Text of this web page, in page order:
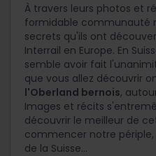
À travers leurs photos et
formidable communauté
secrets qu'ils ont
Interrail en Europe. En
semble avoir fait
que vous allez découvrir
l'Oberland bernois,
Images et récits
découvrir le meilleur de
commencer notre
de la Suisse...